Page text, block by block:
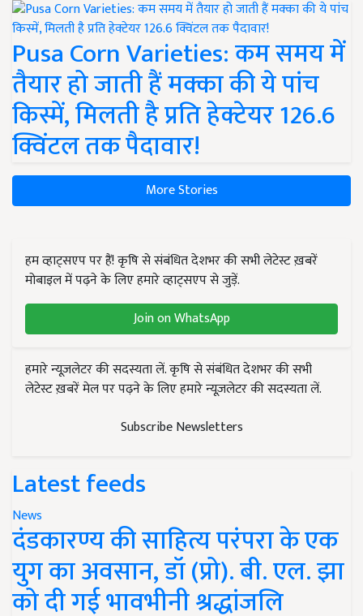
Pusa Corn Varieties: कम समय में
तैयार हो जाती हैं मक्का की ये पांच
किस्में, मिलती है प्रति हेक्टेयर 126.6
क्विंटल तक पैदावार!
More Stories
हम व्हाट्सएप पर हैं! कृषि से संबंधित देशभर की सभी लेटेस्ट ख़बरें
मोबाइल में पढ़ने के लिए हमारे व्हाट्सएप से जुड़ें.
Join on WhatsApp
हमारे न्यूज़लेटर की सदस्यता लें. कृषि से संबंधित देशभर की सभी
लेटेस्ट ख़बरें मेल पर पढ़ने के लिए हमारे न्यूज़लेटर की सदस्यता लें.
Subscribe Newsletters
Latest feeds
News
दंडकारण्य की साहित्य परंपरा के एक
युग का अवसान, डॉ (प्रो). बी. एल. झा
को दी गई भावभीनी श्रद्धांजलि